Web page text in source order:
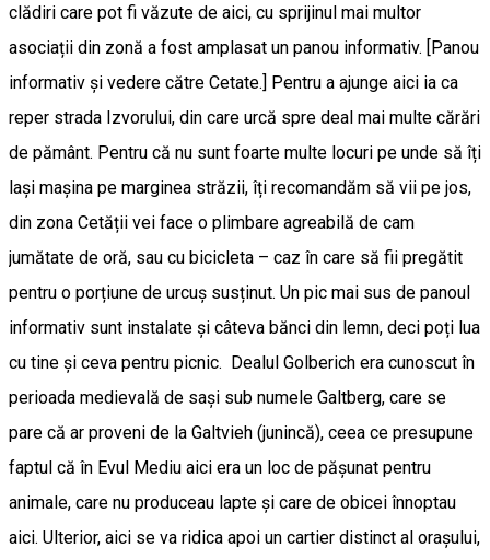
clădiri care pot fi văzute de aici, cu sprijinul mai multor
asociații din zonă a fost amplasat un panou informativ. [Panou
informativ și vedere către Cetate.] Pentru a ajunge aici ia ca
reper strada Izvorului, din care urcă spre deal mai multe cărări
de pământ. Pentru că nu sunt foarte multe locuri pe unde să îți
lași mașina pe marginea străzii, îți recomandăm să vii pe jos,
din zona Cetății vei face o plimbare agreabilă de cam
jumătate de oră, sau cu bicicleta – caz în care să fii pregătit
pentru o porțiune de urcuș susținut. Un pic mai sus de panoul
informativ sunt instalate și câteva bănci din lemn, deci poți lua
cu tine și ceva pentru picnic. Dealul Golberich era cunoscut în
perioada medievală de sași sub numele Galtberg, care se
pare că ar proveni de la Galtvieh (junincă), ceea ce presupune
faptul că în Evul Mediu aici era un loc de păşunat pentru
animale, care nu produceau lapte şi care de obicei înnoptau
aici. Ulterior, aici se va ridica apoi un cartier distinct al oraşului,